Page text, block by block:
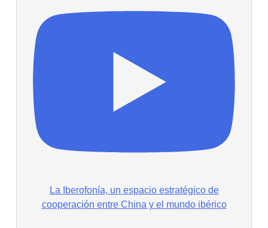
La Iberofonía, un espacio estratégico de
cooperación entre China y el mundo ibérico